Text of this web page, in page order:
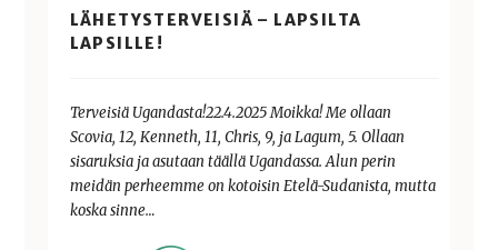
LÄHETYSTERVEISIÄ – LAPSILTA
LAPSILLE!
Terveisiä Ugandasta!22.4.2025 Moikka! Me ollaan
Scovia, 12, Kenneth, 11, Chris, 9, ja Lagum, 5. Ollaan
sisaruksia ja asutaan täällä Ugandassa. Alun perin
meidän perheemme on kotoisin Etelä-Sudanista, mutta
koska sinne…